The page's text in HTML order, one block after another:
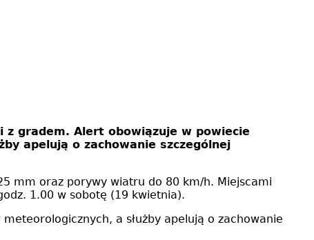
gradem. Alert obowiązuje w powiecie
apelują o zachowanie szczególnej
mm oraz porywy wiatru do 80 km/h. Miejscami
1.00 w sobotę (19 kwietnia).
a służby apelują o zachowanie